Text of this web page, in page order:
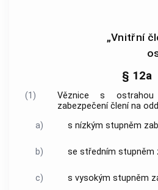
„Vnitřní
§ 12a
(1)
Věznice s
zabezpečení člení na
a)
s nízkým stupněm
b) se středním stupněm
c) s vysokým stupněm